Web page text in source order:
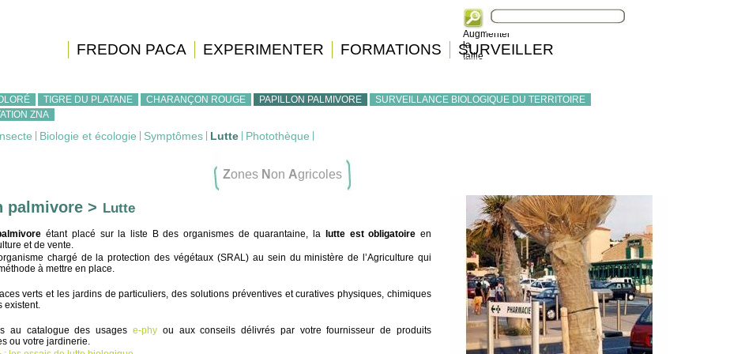
Augmenter
la
taille
FREDON PACA EXPERIMENTER FORMATIONS SURVEILLER
TIGRE DU PLATANE CHARANÇON ROUGE PAPILLON PALMIVORE
SURVEILLANCE BIOLOGIQUE DU TERRITOIRE
ZNA
Biologie et écologie Symptômes Lutte Photothèque
Zones Non Agricoles
palmivore > Lutte
étant placé sur la liste B des organismes de quarantaine, la lutte est obligatoire en
et de vente.
chargé de la protection des végétaux (SRAL) au sein du ministère de l’Agriculture qui
à mettre en place.
verts et les jardins de particuliers, des solutions préventives et curatives physiques, chimiques
existent.
au catalogue des usages e-phyou aux conseils délivrés par votre fournisseur de produits
ou votre jardinerie.